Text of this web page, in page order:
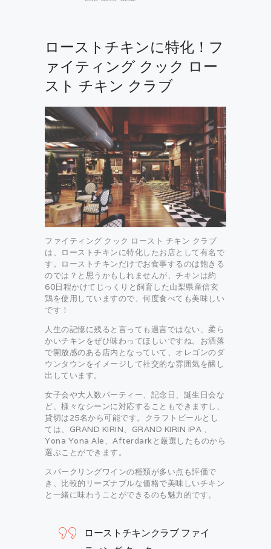
ローストチキンに特化！フ
ァイティング クック ロー
スト チキン クラブ
ファイティング クック ロースト チキン クラブ
は、ローストチキンに特化したお店として有名で
す。ローストチキンだけでお食事するのは飽きる
のでは？と思うかもしれませんが、チキンは約
60日程かけてじっくりと飼育した山梨県産信玄
鶏を使用していますので、何度食べても美味しい
です！
人生の記憶に残ると言っても過言ではない、柔ら
かいチキンをぜひ味わってほしいですね。お洒落
で開放感のある店内となっていて、オレゴンのダ
ウンタウンをイメージして社交的な雰囲気を醸し
出しています。
女子会や大人数パーティー、記念日、誕生日会な
ど、様々なシーンに対応することもできますし、
貸切は25名から可能です。クラフトビールとし
ては、GRAND KIRIN、GRAND KIRIN IPA 、
Yona Yona Ale、Afterdarkと厳選したものから
選ぶことができます。
スパークリングワインの種類が多い点も評価で
き、比較的リーズナブルな価格で美味しいチキン
と一緒に味わうことができるのも魅力的です。
ローストチキンクラブ ファイ